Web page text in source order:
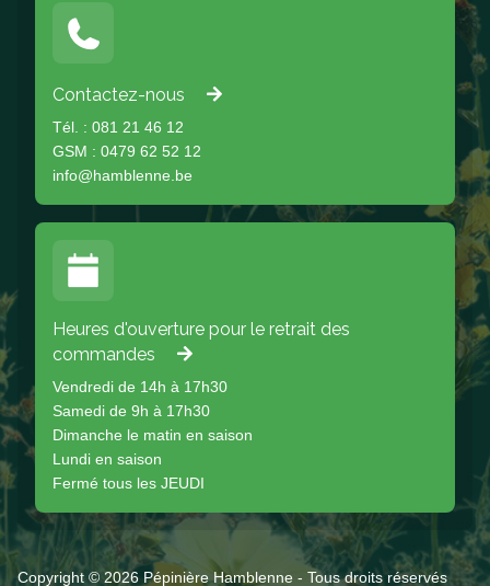
Contactez-nous
Tél. : 081 21 46 12
GSM : 0479 62 52 12
info@hamblenne.be
Heures d'ouverture pour le retrait des
commandes
Vendredi de 14h à 17h30
Samedi de 9h à 17h30
Dimanche le matin en saison
Lundi en saison
Fermé tous les JEUDI
Copyright © 2026 Pépinière Hamblenne - Tous droits réservés